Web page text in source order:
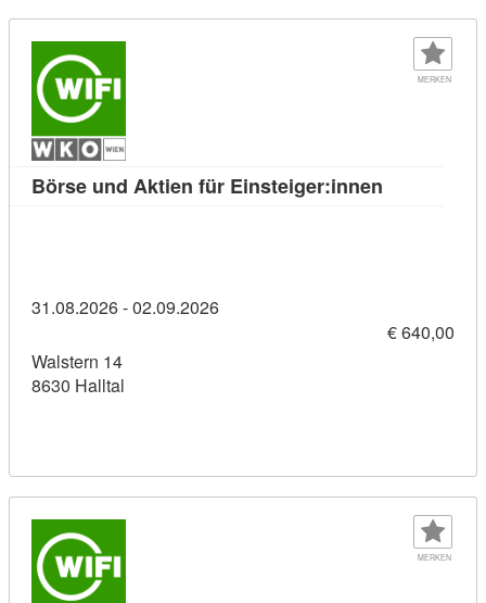
MERKEN
Börse und Aktien für Einsteiger:innen
31.08.2026 - 02.09.2026
€ 640,00
Walstern 14
8630 Halltal
MERKEN